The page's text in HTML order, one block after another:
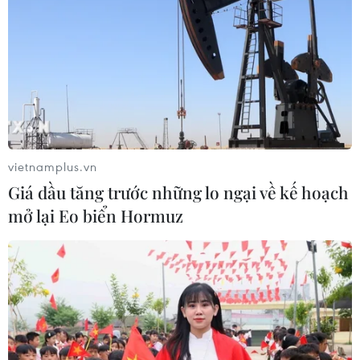
Làm sạch da an toàn với 3 công thức
tẩy tế bào chết tự chế
13/03/2026 01:14
Pro-retinol - lựa chọn lý tưởng cho
da nhạy cảm, người mới dùng retinol
10/03/2026 23:00
Cách phục hồi mái tóc khô xơ vì tạo
kiểu, nhuộm màu
24/02/2026 23:00
vietnamplus.vn
Giá dầu tăng trước những lo ngại về kế hoạch
mở lại Eo biển Hormuz